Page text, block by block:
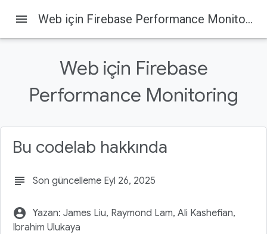
Firebase Firebase Codelabs
Bu sayfada
1. Genel Bakış
Firebase fiyatlandırma planınızı yükseltme
menu Web için Firebase Performance Monitoring
Web için Firebase
Performance Monitoring
Bu codelab hakkında
subject Son güncelleme Eyl 26, 2025
account_circle Yazan: James Liu, Raymond Lam, Ali Kashefian,
Ibrahim Ulukaya